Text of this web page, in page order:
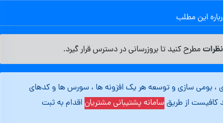
این مطلب
نظراتمطرح کنید تا بروزرسانی در دسترس قرار گیرد.
، بومی سازی و توسعه هر یک افزونه ها ، سورس ها و کدهای
کافیست از طریقسامانه پشتیبانی مشتریان اقدام به ثبت